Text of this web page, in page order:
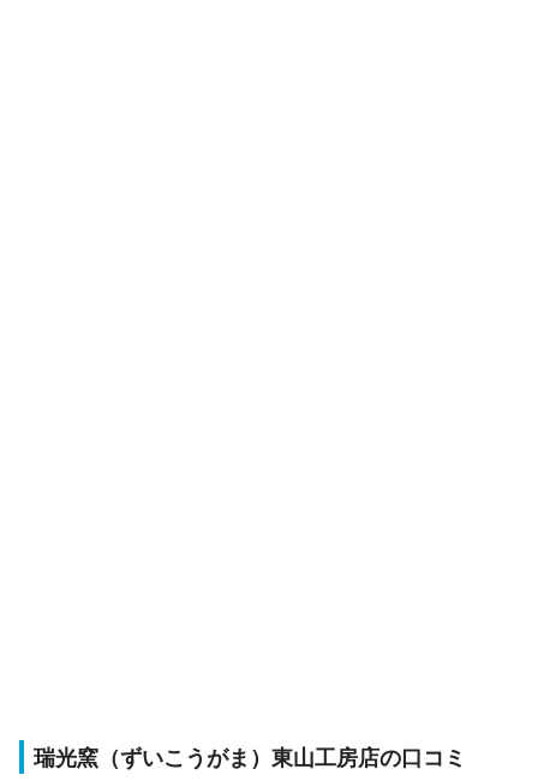
瑞光窯（ずいこうがま）東山工房店の口コミ